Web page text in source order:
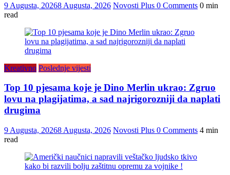
9 Augusta, 20268 Augusta, 2026 Novosti Plus 0 Comments 0 min
read
Kreativno Poslednje vijesti
Top 10 pjesama koje je Dino Merlin ukrao: Zgruo
lovu na plagijatima, a sad najrigorozniji da naplati
drugima
9 Augusta, 20268 Augusta, 2026 Novosti Plus 0 Comments 4 min
read